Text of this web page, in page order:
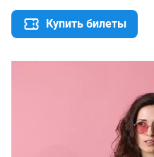
Купить билеты